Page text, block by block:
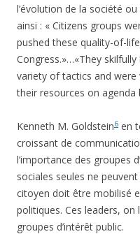
l’évolution de la société ou
ainsi : « Citizens groups
pushed these quality-of-
Congress.»…«They
variety of tactics and
their resources on agenda
Kenneth M. Goldstein6 en
croissant de
l’importance des groupes
sociales seules ne
citoyen doit être mobilisé
politiques. Ces leaders,
groupes d’intérêt public.